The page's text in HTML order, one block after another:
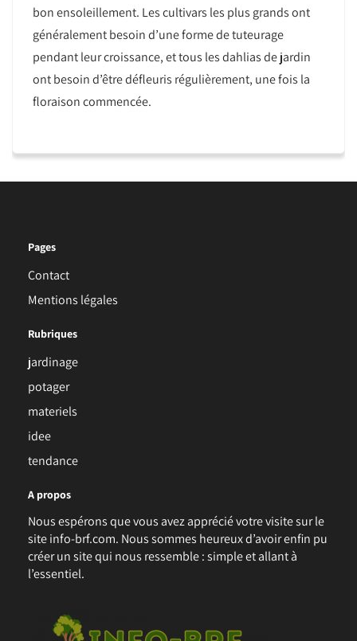
bon ensoleillement. Les cultivars les plus grands ont
généralement besoin d’une forme de tuteurage
pendant leur croissance, et tous les dahlias de jardin
ont besoin d’être défleuris régulièrement, une fois la
floraison commencée.
Pages
Contact
Mentions légales
Rubriques
jardinage
potager
materiels
idee
tendance
A propos
Nous espérons que vous avez apprécié votre visite sur le
site info-brf.com. Nous sommes heureux d’avoir enfin pu
créer un site qui nous ressemble : simple et allant à
l’essentiel.